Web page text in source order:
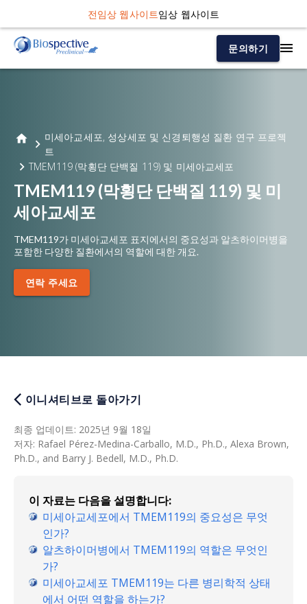
전임상 웹사이트임상 웹사이트
문의하기
미세아교세포, 성상세포 및 신경퇴행성 질환 연구 프로젝
트
TMEM119 (막횡단 단백질 119) 및 미세아교세포
TMEM119 (막횡단 단백질 119) 및 미
세아교세포
TMEM119가 미세아교세포 표지에서의 중요성과 알츠하이머병을
포함한 다양한 질환에서의 역할에 대한 개요.
연락 주세요
이니셔티브로 돌아가기
최종 업데이트: 2025년 9월 18일
저자: Rafael Pérez-Medina-Carballo, M.D., Ph.D., Alexa Brown,
Ph.D., and Barry J. Bedell, M.D., Ph.D.
이 자료는 다음을 설명합니다:
미세아교세포에서 TMEM119의 중요성은 무엇
인가?
알츠하이머병에서 TMEM119의 역할은 무엇인
가?
미세아교세포 TMEM119는 다른 병리학적 상태
에서 어떤 역할을 하는가?